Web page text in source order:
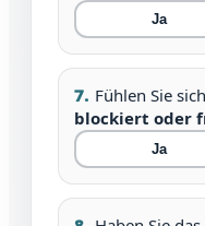
Ja
7. Fühlen Sie
blockiert oder
Ja